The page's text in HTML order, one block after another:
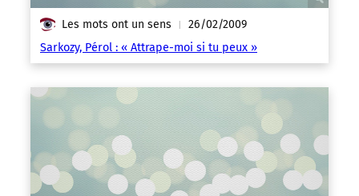
Les mots ont un sens | 26/02/2009
Sarkozy, Pérol : « Attrape-moi si tu peux »